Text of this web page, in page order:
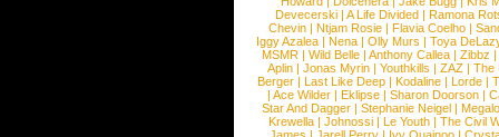
Devecerski |A Life Divided |Ramona
Chevin |Ntjam Rosie |Flavia Coelho |
Iggy Azalea | Nena | Olly Murs | Toya
MSMR |Wild Belle |Anthony Callea |Zibbz
Aplin | Jonas Myrin | Youthkills | ZAZ | The
Berger |Last Like Deep |Kodaline |Lorde |
|Ace Wilder |Eklipse |Sharon Doorson |
Star And Dagger | Stephanie Neigel |
Krewella | Johnossi | Le Youth | The Civil